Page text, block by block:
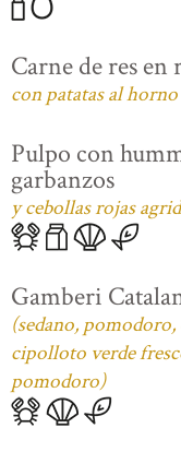
Carne de res en
con patatas al horno
Pulpo con
garbanzos
y cebollas rojas
Gamberi
(sedano,
cipolloto verde
pomodoro)